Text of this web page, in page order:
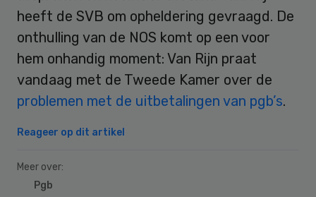
heeft de SVB om opheldering gevraagd. De
onthulling van de NOS komt op een voor
hem onhandig moment: Van Rijn praat
vandaag met de Tweede Kamer over de
problemen met de uitbetalingen van pgb’s.
Reageer op dit artikel
Meer over:
Pgb